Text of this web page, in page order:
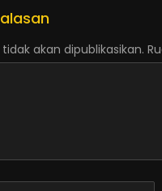
akan dipublikasikan.